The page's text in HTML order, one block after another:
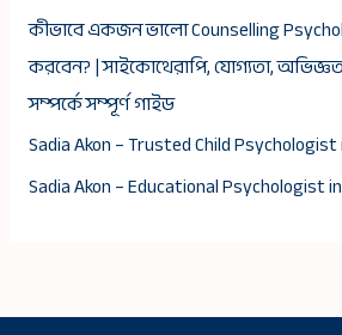
কীভাবে একজন ভালো Counselling
করবেন? | সাইকোথেরাপি, যোগ্যতা,
সম্পর্কে সম্পূর্ণ গাইড
Sadia Akon – Trusted Child
Sadia Akon – Educational Psychologist